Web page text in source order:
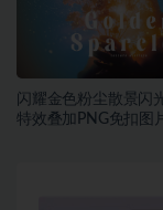
闪耀金色粉尘散景闪
特效叠加PNG免扣图